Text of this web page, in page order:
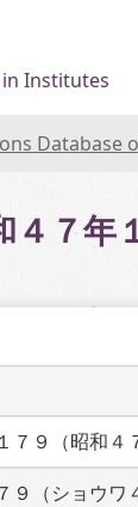
Institutes
７年
７９（昭和４
９（ショウワ